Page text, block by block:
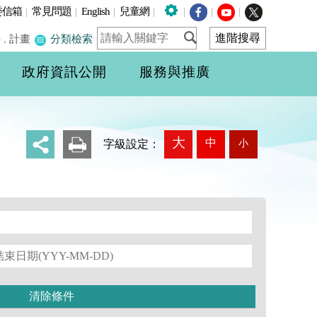
箱 | 常見問題 | English | 兒童網 | | | |
, 計畫 分類檢索
政府資訊公開 服務與推廣
字級設定： 大 中 小